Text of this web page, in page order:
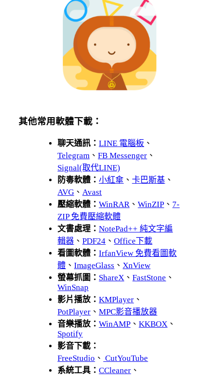
其他常用軟體下載：
聊天通訊：LINE 電腦板 、
Telegram 、FB Messenger 、
Signal(取代LINE)
防毒軟體：小紅傘 、卡巴斯基 、
AVG 、 Avast
壓縮軟體：WinRAR 、WinZIP 、 7-
ZIP 免費壓縮軟體
文書處理：NotePad++ 純文字編
輯器 、PDF24 、Office下載
看圖軟體：IrfanView 免費看圖軟
體 、ImageGlass 、 XnView
螢幕抓圖： ShareX 、FastStone 、
WinSnap
影片播放：KMPlayer 、
PotPlayer 、MPC影音播放器
音樂播放：WinAMP 、KKBOX 、
Spotify
影音下載：
FreeStudio 、 CutYouTube
系統工具：CCleaner 、